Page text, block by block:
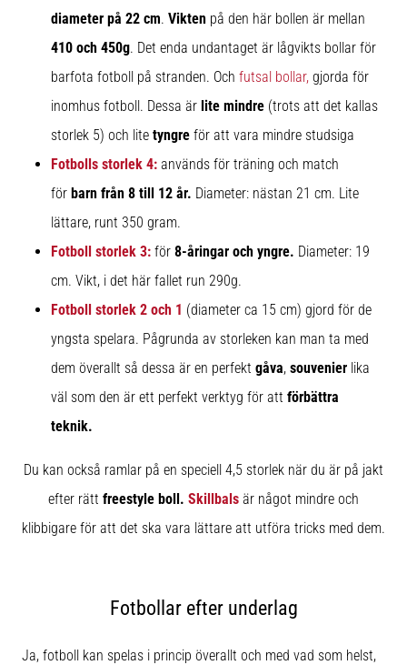
9. 6. 2025
3 min. läsning
Upptäck
Phantom
fotbollsskorna
kontroll
Perfekta
spelare
som…
diameter på 22 cm. Vikten på den här bollen är mellan
410 och 450g. Det enda undantaget är lågvikts bollar för
barfota fotboll på stranden. Och futsal bollar, gjorda för
inomhus fotboll. Dessa är lite mindre (trots att det kallas
storlek 5) och lite tyngre för att vara mindre studsiga
Fotbolls storlek 4: används för träning och match
för barn från 8 till 12 år. Diameter: nästan 21 cm. Lite
lättare, runt 350 gram.
Fotboll storlek 3: för 8-åringar och yngre. Diameter: 19
cm. Vikt, i det här fallet run 290g.
Fotboll storlek 2 och 1 (diameter ca 15 cm) gjord för de
yngsta spelara. Pågrunda av storleken kan man ta med
dem överallt så dessa är en perfekt gåva, souvenier lika
väl som den är ett perfekt verktyg för att förbättra
teknik.
Du kan också ramlar på en speciell 4,5 storlek när du är på jakt
efter rätt freestyle boll. Skillbals är något mindre och
klibbigare för att det ska vara lättare att utföra tricks med dem.
Fotbollar efter underlag
Ja, fotboll kan spelas i princip överallt och med vad som helst,